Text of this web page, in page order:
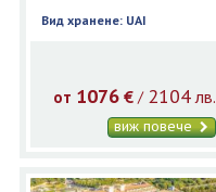
Вид хранене: UAI
от 1076 €/ 2104 лв.
виж повече